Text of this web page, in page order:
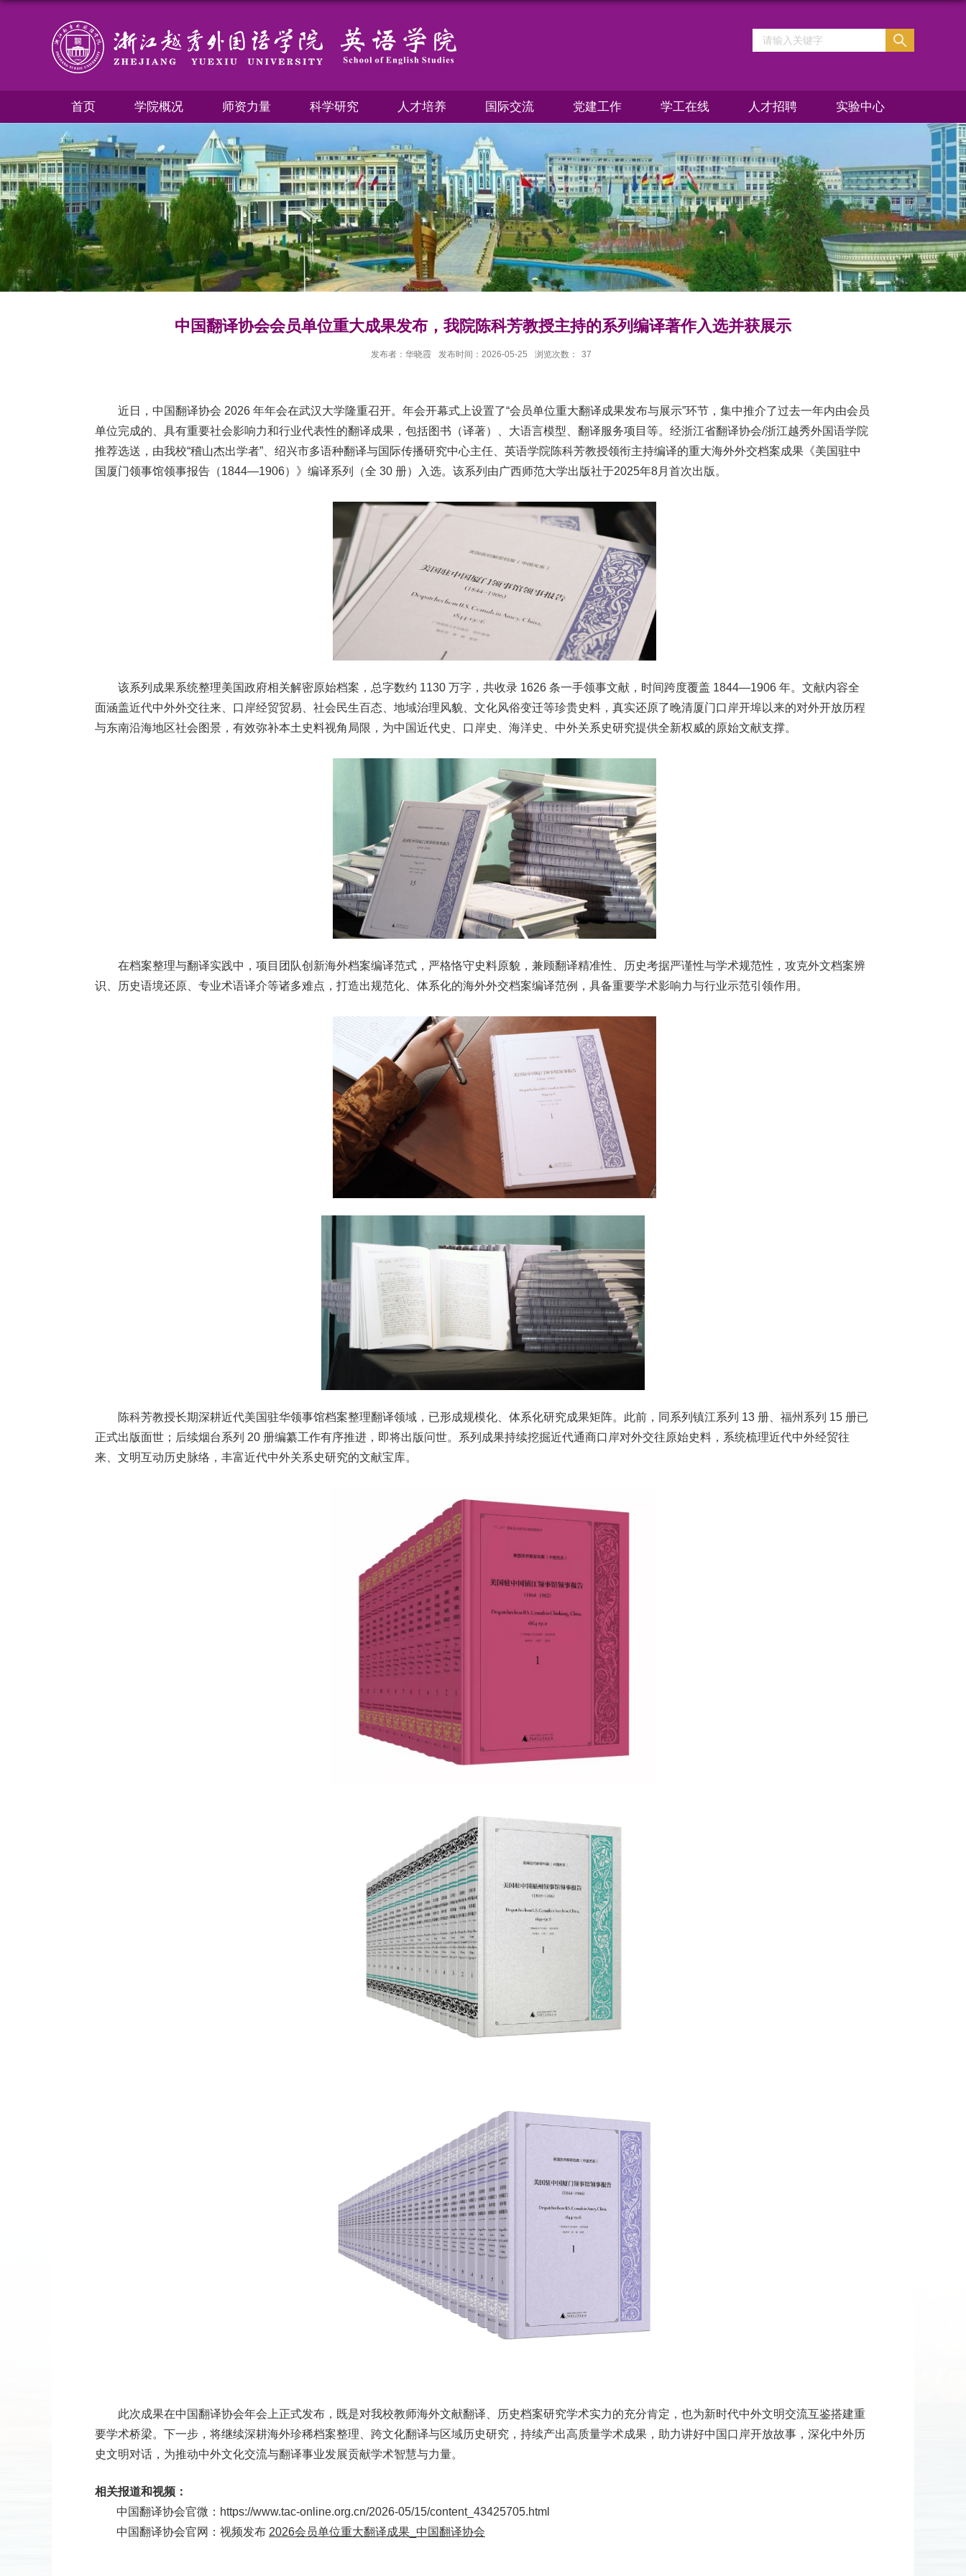
首页 学院概况 师资力量 科学研究 人才培养 国际交流 党建工作 学工在线 人才招聘 实验中心
中国翻译协会会员单位重大成果发布，我院陈科芳教授主持的系列编译著作入选并获展示
发布者：华晓霞 发布时间：2026-05-25 浏览次数： 37
近日，中国翻译协会 2026年年会在武汉大学隆重召开。年会开幕式上设置了“会员单位重大翻译成果发布与展示”环节，集中推介了过去一年内由会员
单位完成的、具有重要社会影响力和行业代表性的翻译成果，包括图书（译著）、大语言模型、翻译服务项目等。 经浙江省翻译协会/浙江越秀外国语学院
推荐选送，由我校“稽山杰出学者”、绍兴市多语种翻译与国际传播研究中心主任、英语学院陈科芳教授领衔主持编译的重大海外外交档案成果《美国驻中
国厦门领事馆领事报告（1844—1906）》编译系列（全 30 册）入选。该系列 由广西师范大学出版社于2025年8月首次出版。
该系列成果系统整理美国政府相关解密原始档案，总字数约 1130万字，共收录 1626条一手领事文献，时间跨度覆盖 1844—1906年。文献内容全
面涵盖近代中外外交往来、口岸经贸贸易、社会民生百态、地域治理风貌、文化风俗变迁等珍贵史料，真实还原了晚清厦门口岸开埠以来的对外开放历程
与东南沿海地区社会图景，有效弥补本土史料视角局限，为中国近代史、口岸史、海洋史、中外关系史研究提供全新权威的原始文献支撑。
在档案整理与翻译实践中，项目团队创新海外档案编译范式，严格恪守史料原貌，兼顾翻译精准性、历史考据严谨性与学术规范性，攻克外文档案辨
识、历史语境还原、专业术语译介等诸多难点，打造出规范化、体系化的海外外交档案编译范例，具备重要学术影响力与行业示范引领作用。
陈科芳教授长期深耕近代美国驻华领事馆档案整理翻译领域，已形成规模化、体系化研究成果矩阵。此前，同系列镇江系列 13 册、福州系列 15 册已
正式出版面世；后续烟台系列 20 册编纂工作有序推进，即将出版问世。系列成果持续挖掘近代通商口岸对外交往原始史料，系统梳理近代中外经贸往
来、文明互动历史脉络，丰富近代中外关系史研究的文献宝库。
此次成果在中国翻译协会年会上正式发布，既是对我校教师海外文献翻译、历史档案研究学术实力的充分肯定，也为新时代中外文明交流互鉴搭建重
要学术桥梁。下一步，将继续深耕海外珍稀档案整理、跨文化翻译与区域历史研究，持续产出高质量学术成果，助力讲好中国口岸开放故事，深化中外历
史文明对话，为推动中外文化交流与翻译事业发展贡献学术智慧与力量。
相关报道和视频：
中国翻译协会官微： https://www.tac-online.org.cn/2026-05/15/content_43425705.html
中国翻译协会官网：视频发布 2026会员单位重大翻译成果 中国翻译协会